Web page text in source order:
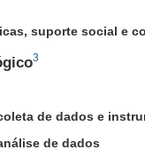
suporte social e
3
de dados e
de dados